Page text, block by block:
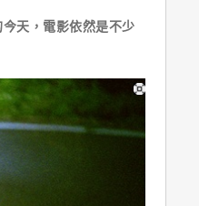
天，電影依然是不少